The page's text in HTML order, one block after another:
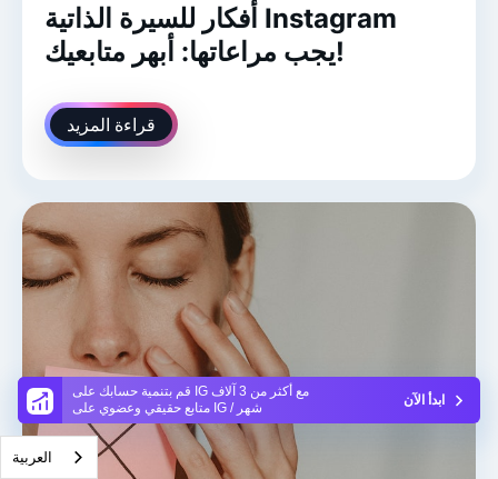
قم بتنمية حسابك على IG مع أكثر من 3 آلاف
متابع حقيقي وعضوي على IG / شهر
ابدأ الآن
أفكار للسيرة الذاتية Instagram
يجب مراعاتها: أبهر متابعيك!
قراءة المزيد
العربية‏